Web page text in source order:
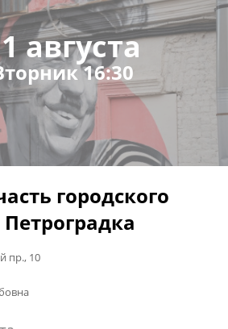
августа
16:30
городского
пр., 10